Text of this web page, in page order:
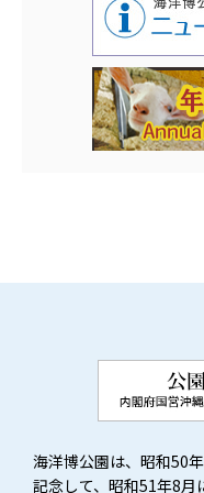
海洋博公園は、昭和50
記念して、昭和51年8月